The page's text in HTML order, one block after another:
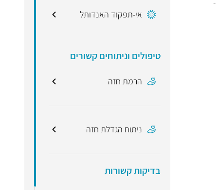
אי-תפקוד האנדותל
טיפולים וניתוחים קשורים
הרמת חזה
ניתוח הגדלת חזה
בדיקות קשורות